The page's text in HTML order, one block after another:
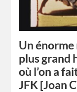
Un énorme
plus grand
où l’on a
JFK [Joan